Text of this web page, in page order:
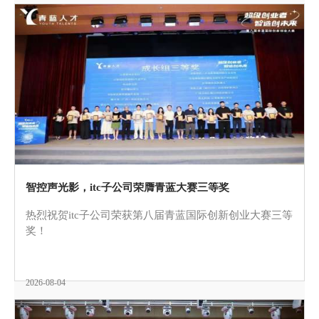
智控声光影，itc子公司荣膺青蓝大赛三等奖
热烈祝贺itc子公司荣获第八届青蓝国际创新创业大赛三等
奖！
2026-08-04